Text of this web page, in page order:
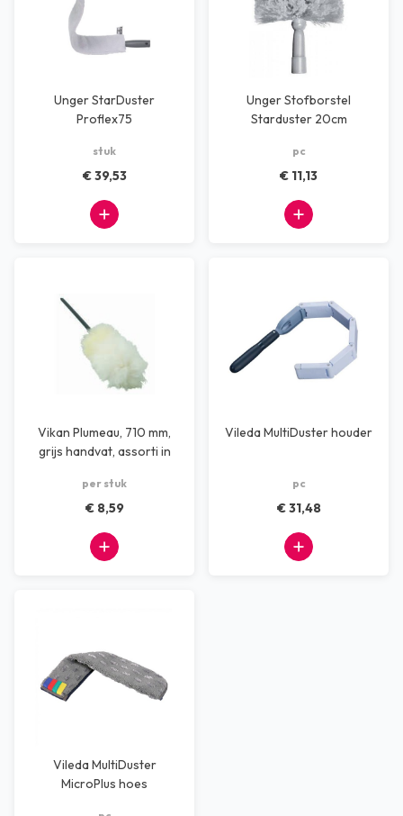
Unger StarDuster
Proflex75
stuk
€ 39,53
Unger Stofborstel
Starduster 20cm
pc
€ 11,13
Vikan Plumeau, 710 mm,
grijs handvat, assorti in
per stuk
€ 8,59
Vileda MultiDuster houder
pc
€ 31,48
Vileda MultiDuster
MicroPlus hoes